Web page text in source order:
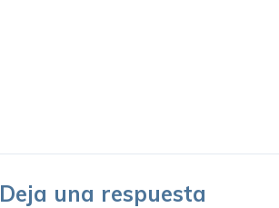
Deja una respuesta